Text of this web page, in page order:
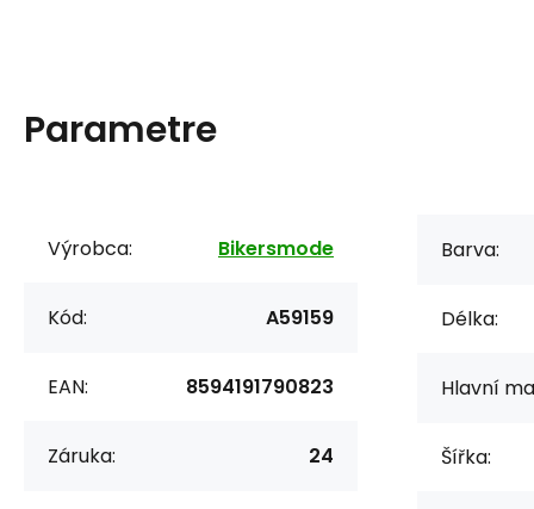
Parametre
Výrobca: Bikersmode
Kód: A59159
EAN: 8594191790823
Záruka: 24
Barva:
Délka:
Hlavní
Šířka: